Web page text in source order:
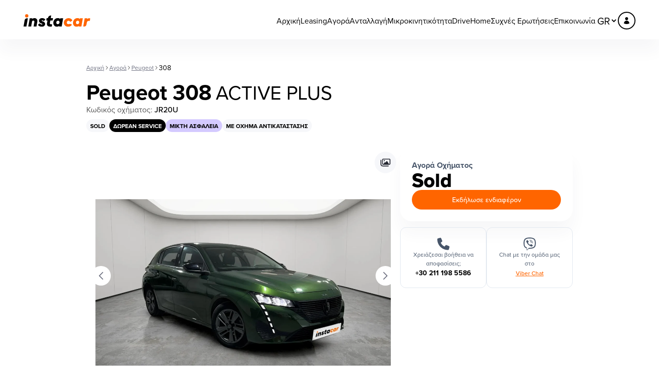
ΑρχικήLeasingΑγοράΑνταλλαγήΜικροκινητικότηταDriveHomeΣυχνές ΕρωτήσειςΕπικοινωνία
Αρχική Αγορά Peugeot 308
Peugeot 308ACTIVE PLUS
Κωδικός οχήματος: JR20U
SOLD ΔΩΡΕΆΝ SERVICE ΜΙΚΤΉ ΑΣΦΆΛΕΙΑ ΜΕ ΌΧΗΜΑ ΑΝΤΙΚΑΤΆΣΤΑΣΗΣ
Αγορά Οχήματος
Sold
Εκδήλωσε ενδιαφέρον
Χρειάζεσαι βοήθεια να
αποφασίσεις;
+30 211 198 5586
Chat με την ομάδα μας
στο
Viber Chat